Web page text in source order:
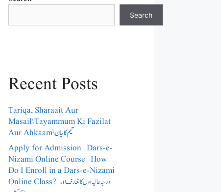
Search
Recent Posts
Tariqa, Sharaait Aur
Masail\Tayammum Ki Fazilat
Aur Ahkaam\تیمم کا بیان
Apply for Admission | Dars-e-
Nizami Online Course | How
Do I Enroll in a Dars-e-Nizami
Online Class? |درجہ عالیہ اول کا تعارف اور